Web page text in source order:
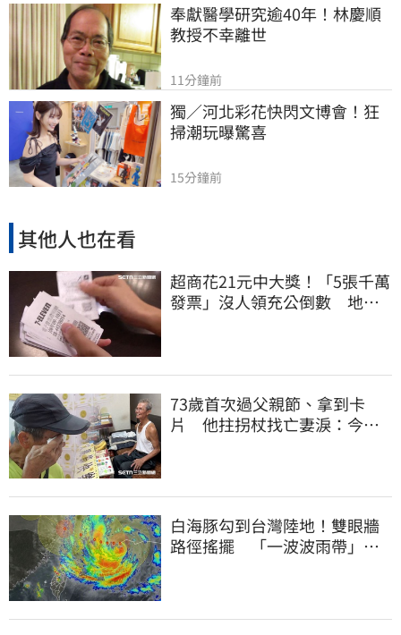
奉獻醫學研究逾40年！林慶順
教授不幸離世
11分鐘前
獨／河北彩花快閃文博會！狂
掃潮玩曝驚喜
15分鐘前
其他人也在看
超商花21元中大獎！「5張千萬
發票」沒人領充公倒數 地點
73歲首次過父親節、拿到卡
片 他拄拐杖找亡妻淚：今天
白海豚勾到台灣陸地！雙眼牆
路徑搖擺 「一波波雨帶」開